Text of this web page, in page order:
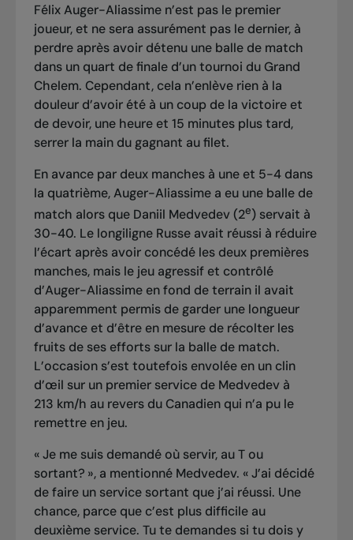
Félix Auger-Aliassime n’est pas le premier
joueur, et ne sera assurément pas le dernier, à
perdre après avoir détenu une balle de match
dans un quart de finale d’un tournoi du Grand
Chelem. Cependant, cela n’enlève rien à la
douleur d’avoir été à un coup de la victoire et
de devoir, une heure et 15 minutes plus tard,
serrer la main du gagnant au filet.
En avance par deux manches à une et 5-4 dans
la quatrième, Auger-Aliassime a eu une balle de
match alors que Daniil Medvedev (2e) servait à
30-40. Le longiligne Russe avait réussi à réduire
l’écart après avoir concédé les deux premières
manches, mais le jeu agressif et contrôlé
d’Auger-Aliassime en fond de terrain il avait
apparemment permis de garder une longueur
d’avance et d’être en mesure de récolter les
fruits de ses efforts sur la balle de match.
L’occasion s’est toutefois envolée en un clin
d’œil sur un premier service de Medvedev à
213 km/h au revers du Canadien qui n’a pu le
remettre en jeu.
« Je me suis demandé où servir, au T ou
sortant? », a mentionné Medvedev. « J’ai décidé
de faire un service sortant que j’ai réussi. Une
chance, parce que c’est plus difficile au
deuxième service. Tu te demandes si tu dois y